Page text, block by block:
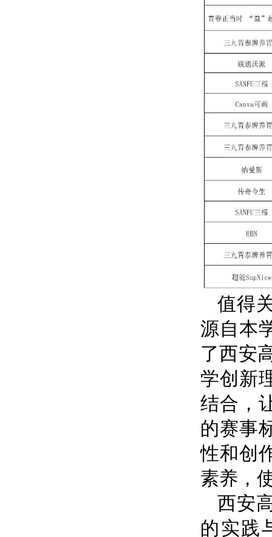
值得
源自本
了西安
学创新
结合，
的赛事
性和创
素养，
西安
的实践